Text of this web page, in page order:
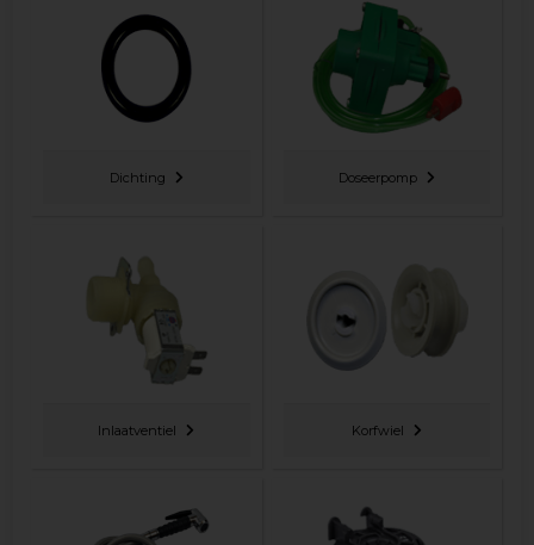
Dichting Doseerpomp
Inlaatventiel Korfwiel